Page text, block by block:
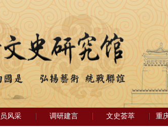
风采 调研建言 文史荟萃 重